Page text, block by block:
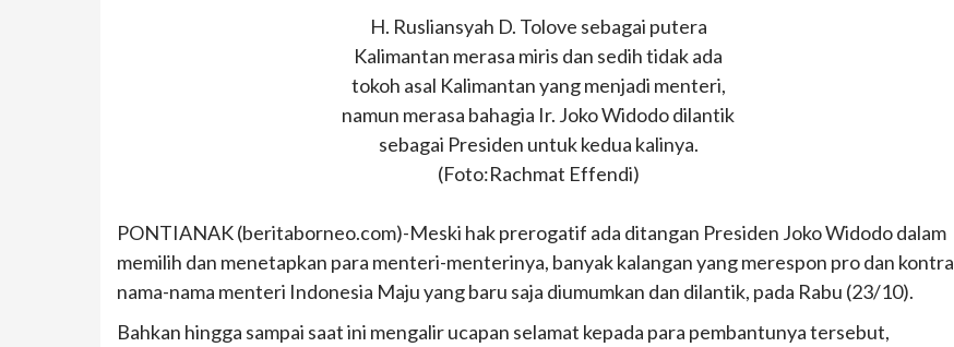
H. Rusliansyah D. Tolove sebagai putera
Kalimantan merasa miris dan sedih tidak ada
tokoh asal Kalimantan yang menjadi menteri,
namun merasa bahagia Ir. Joko Widodo dilantik
sebagai Presiden untuk kedua kalinya.
(Foto:Rachmat Effendi)
PONTIANAK (beritaborneo.com)-Meski hak prerogatif ada ditangan Presiden Joko Widodo dalam
memilih dan menetapkan para menteri-menterinya, banyak kalangan yang merespon pro dan kontra
nama-nama menteri Indonesia Maju yang baru saja diumumkan dan dilantik, pada Rabu (23/10).
Bahkan hingga sampai saat ini mengalir ucapan selamat kepada para pembantunya tersebut,